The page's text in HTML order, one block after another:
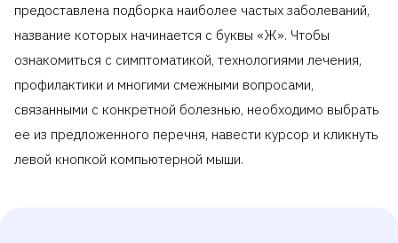
предоставлена подборка наиболее частых заболеваний,
название которых начинается с буквы «Ж». Чтобы
ознакомиться с симптоматикой, технологиями лечения,
профилактики и многими смежными вопросами,
связанными с конкретной болезнью, необходимо выбрать
ее из предложенного перечня, навести курсор и кликнуть
левой кнопкой компьютерной мыши.